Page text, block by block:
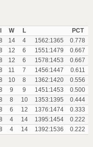
W L
PCT
14 4 1562:1365
0.778
12 6 1551:1479
0.667
12 6 1578:1453
0.667
11 7 1456:1447
0.611
10 8 1362:1420
0.556
9 9 1451:1453
0.500
8 10 1353:1395
0.444
6 12 1376:1474
0.333
4 14 1395:1454
0.222
4 14 1392:1536 0.222